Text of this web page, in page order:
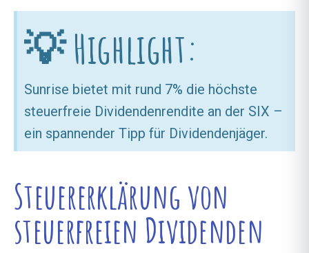
💡 Highlight:
Sunrise bietet mit rund 7% die höchste
steuerfreie Dividendenrendite an der SIX –
ein spannender Tipp für Dividendenjäger.
Steuererklärung von
steuerfreien Dividenden